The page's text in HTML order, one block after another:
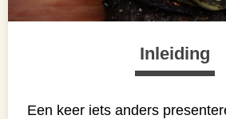
Inleiding
Een keer iets anders